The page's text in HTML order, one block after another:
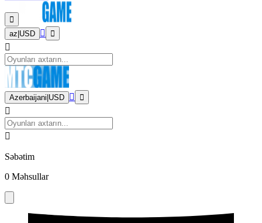
az USD
Azerbaijani USD
Səbətim
0 Məhsullar